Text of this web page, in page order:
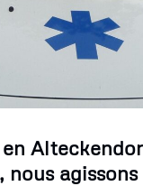
nous agissons